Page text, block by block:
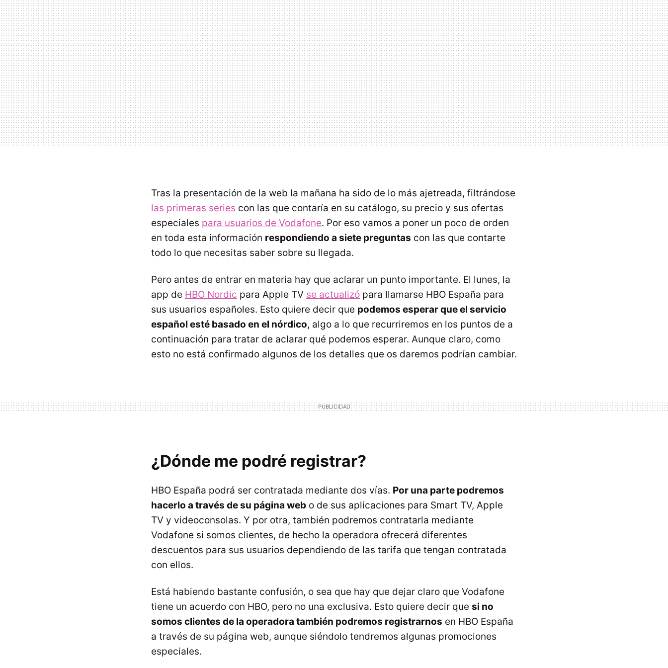
Tras la presentación de la web la mañana ha sido de lo más ajetreada, filtrándose
las primeras series con las que contaría en su catálogo, su precio y sus ofertas
especiales para usuarios de Vodafone. Por eso vamos a poner un poco de orden
en toda esta información respondiendo a siete preguntas con las que contarte
todo lo que necesitas saber sobre su llegada.
Pero antes de entrar en materia hay que aclarar un punto importante. El lunes, la
app de HBO Nordic para Apple TV se actualizó para llamarse HBO España para
sus usuarios españoles. Esto quiere decir que podemos esperar que el servicio
español esté basado en el nórdico, algo a lo que recurriremos en los puntos de a
continuación para tratar de aclarar qué podemos esperar. Aunque claro, como
esto no está confirmado algunos de los detalles que os daremos podrían cambiar.
¿Dónde me podré registrar?
HBO España podrá ser contratada mediante dos vías. Por una parte podremos
hacerlo a través de su página web o de sus aplicaciones para Smart TV, Apple
TV y videoconsolas. Y por otra, también podremos contratarla mediante
Vodafone si somos clientes, de hecho la operadora ofrecerá diferentes
descuentos para sus usuarios dependiendo de las tarifa que tengan contratada
con ellos.
Está habiendo bastante confusión, o sea que hay que dejar claro que Vodafone
tiene un acuerdo con HBO, pero no una exclusiva. Esto quiere decir que si no
somos clientes de la operadora también podremos registrarnos en HBO España
a través de su página web, aunque siéndolo tendremos algunas promociones
especiales.